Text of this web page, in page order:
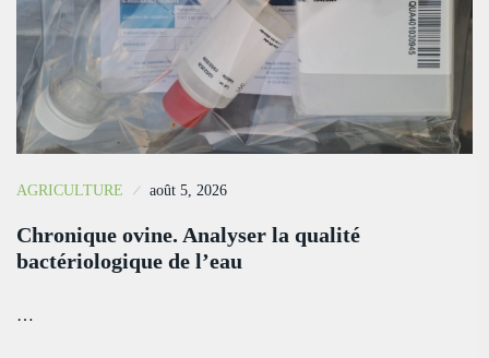
AGRICULTURE août 5, 2026
Chronique ovine. Analyser la qualité
bactériologique de l’eau
…